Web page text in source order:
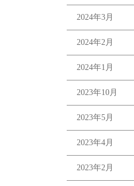
2024年3月
2024年2月
2024年1月
2023年10月
2023年5月
2023年4月
2023年2月